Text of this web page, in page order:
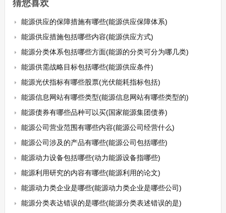
猜您喜欢
能源供应的保障措施有哪些(能源供应保障体系)
能源供应措施包括哪些内容(能源供应方式)
能源分类体系包括哪些方面(能源的分类可分为哪几类)
能源供需战略目标包括哪些(能源供应条件)
能源光伏指标有哪些股票(光伏能耗指标包括)
能源信息网站有哪些类型(能源信息网站有哪些类型的)
能源债券有哪些品种可以买(国家能源集团债券)
能源公司营业范围有哪些内容(能源公司经营什么)
能源公司涉及的产品有哪些(能源公司包括哪些)
能源动力设备包括哪些(动力能源设备指哪些)
能源利用研究的内容有哪些(能源利用的论文)
能源动力类企业是哪些(能源动力类企业是哪些公司)
能源分类表达错误的是哪些(能源分类表述错误的是)